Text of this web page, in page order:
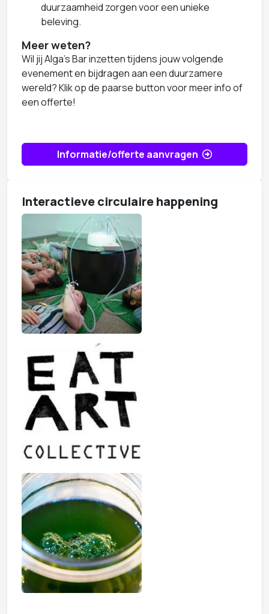
duurzaamheid zorgen voor een unieke
beleving.
Meer weten?
Wil jij Alga's Bar inzetten tijdens jouw volgende
evenement en bijdragen aan een duurzamere
wereld? Klik op de paarse button voor meer info of
een offerte!
Informatie/offerte aanvragen
Interactieve circulaire happening